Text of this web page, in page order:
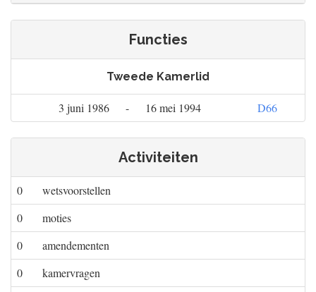
Functies
Tweede Kamerlid
3 juni 1986 - 16 mei 1994 D66
Activiteiten
0
wetsvoorstellen
0
moties
0
amendementen
0
kamervragen